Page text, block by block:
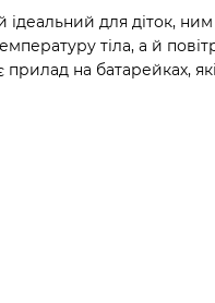
для діток,
тіла, а й
на батарейках,